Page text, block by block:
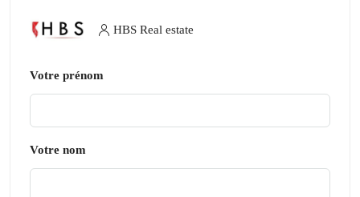
HBS Real estate
Votre prénom
Votre nom